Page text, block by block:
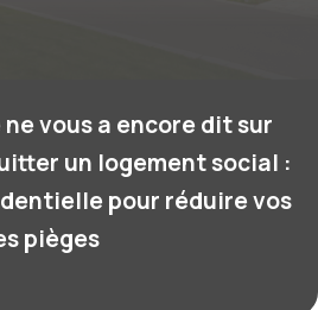
vous a encore dit sur
un logement social :
pour réduire vos
pièges